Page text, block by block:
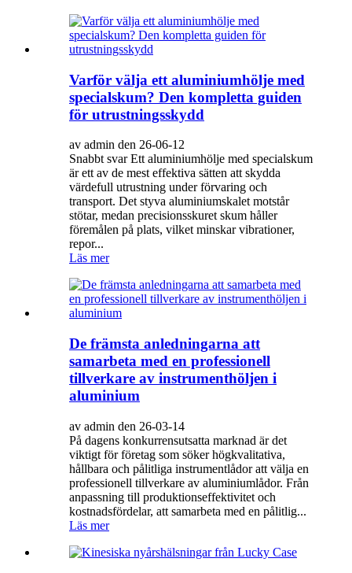
Varför välja ett aluminiumhölje med
specialskum? Den kompletta guiden
för utrustningsskydd
av admin den 26-06-12
Snabbt svar Ett aluminiumhölje med specialskum
är ett av de mest effektiva sätten att skydda
värdefull utrustning under förvaring och
transport. Det styva aluminiumskalet motstår
stötar, medan precisionsskuret skum håller
föremålen på plats, vilket minskar vibrationer,
repor...
Läs mer
De främsta anledningarna att
samarbeta med en professionell
tillverkare av instrumenthöljen i
aluminium
av admin den 26-03-14
På dagens konkurrensutsatta marknad är det
viktigt för företag som söker högkvalitativa,
hållbara och pålitliga instrumentlådor att välja en
professionell tillverkare av aluminiumlådor. Från
anpassning till produktionseffektivitet och
kostnadsfördelar, att samarbeta med en pålitlig...
Läs mer